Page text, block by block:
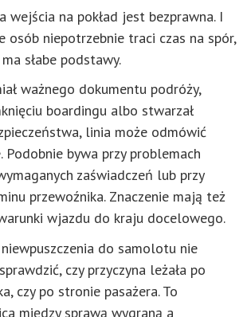
wejścia na pokład jest bezprawna. I
osób niepotrzebnie traci czas na spór,
słabe podstawy.
ważnego dokumentu podróży,
boardingu albo stwarzał
linia może odmówić
bywa przy problemach
zaświadczeń lub przy
przewoźnika. Znaczenie mają też
wjazdu do kraju docelowego.
do samolotu nie
czy przyczyna leżała po
czy po stronie pasażera. To
między sprawą wygraną a